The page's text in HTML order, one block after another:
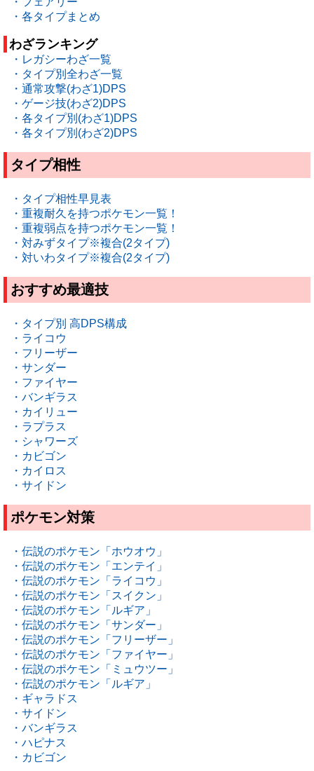
・各タイプまとめ
わざランキング
・レガシーわざ一覧
・タイプ別全わざ一覧
・通常攻撃(わざ1)DPS
・ゲージ技(わざ2)DPS
・各タイプ別(わざ1)DPS
・各タイプ別(わざ2)DPS
タイプ相性
・タイプ相性早見表
・重複耐久を持つポケモン一覧！
・重複弱点を持つポケモン一覧！
・対みずタイプ※複合(2タイプ)
・対いわタイプ※複合(2タイプ)
おすすめ最適技
・タイプ別 高DPS構成
・ライコウ
・フリーザー
・サンダー
・ファイヤー
・バンギラス
・カイリュー
・ラプラス
・シャワーズ
・カビゴン
・カイロス
・サイドン
ポケモン対策
・伝説のポケモン「ホウオウ」
・伝説のポケモン「エンテイ」
・伝説のポケモン「ライコウ」
・伝説のポケモン「スイクン」
・伝説のポケモン「ルギア」
・伝説のポケモン「サンダー」
・伝説のポケモン「フリーザー」
・伝説のポケモン「ファイヤー」
・伝説のポケモン「ミュウツー」
・伝説のポケモン「ルギア」
・ギャラドス
・サイドン
・バンギラス
・ハピナス
・カビゴン